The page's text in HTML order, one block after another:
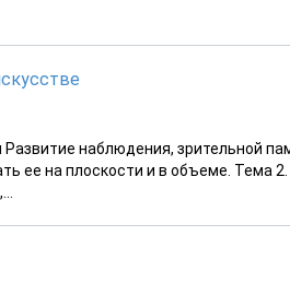
наблюдения, зрительной
ее на плоскости и в объеме. Тема